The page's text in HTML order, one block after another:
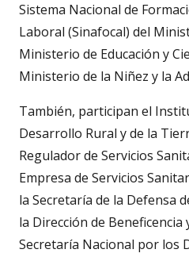
Sistema Nacional de
Laboral (Sinafocal) del
Ministerio de Educación y
Ministerio de la Niñez y la
También, participan el
Desarrollo Rural y de la
Regulador de Servicios
Empresa de Servicios
la Secretaría de la Defensa
la Dirección de Beneficencia
Secretaría Nacional por los